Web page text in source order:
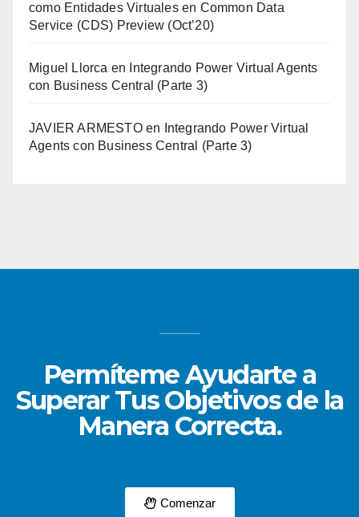
como Entidades Virtuales en Common Data
Service (CDS) Preview (Oct’20)
Miguel Llorca en
Integrando Power Virtual Agents
con Business Central (Parte 3)
JAVIER ARMESTOen
Integrando Power Virtual
Agents con Business Central (Parte 3)
Permíteme Ayudarte a
Superar Tus Objetivos de la
Manera Correcta.
Comenzar